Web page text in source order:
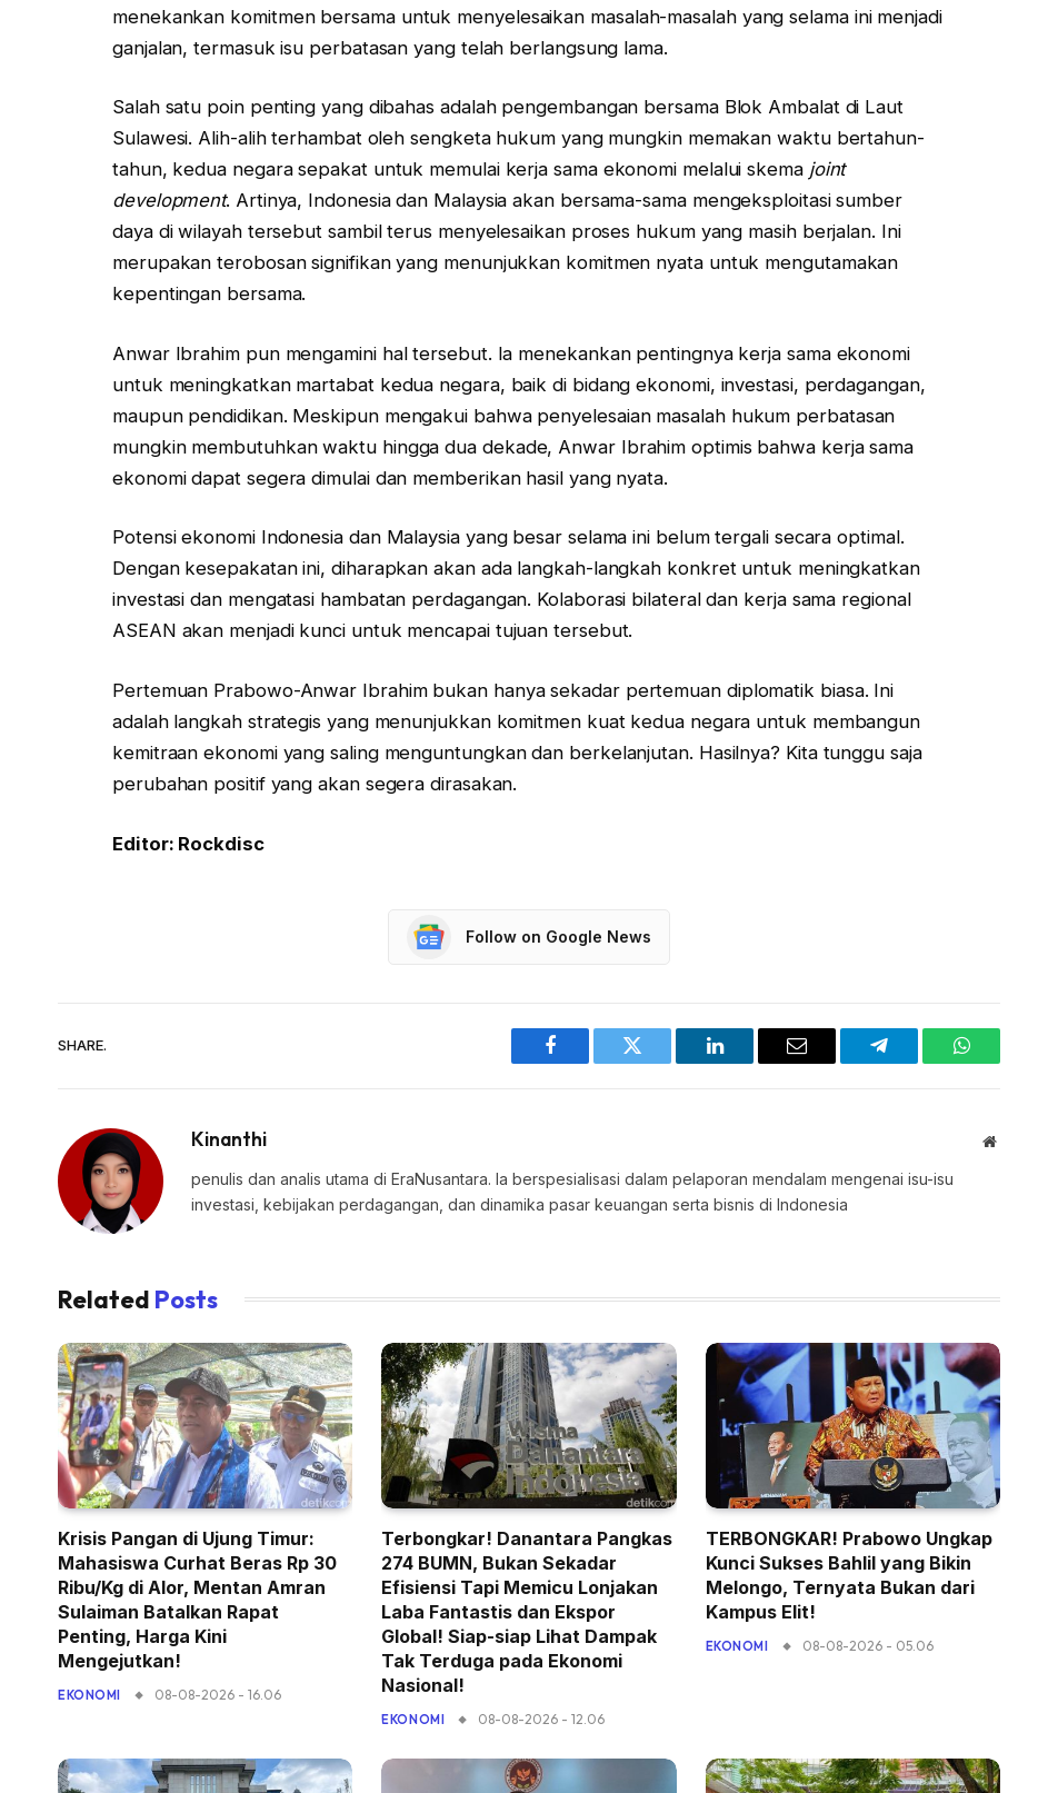
menekankan komitmen bersama untuk menyelesaikan masalah-masalah yang selama ini menjadi
ganjalan, termasuk isu perbatasan yang telah berlangsung lama.
Salah satu poin penting yang dibahas adalah pengembangan bersama Blok Ambalat di Laut
Sulawesi. Alih-alih terhambat oleh sengketa hukum yang mungkin memakan waktu bertahun-
tahun, kedua negara sepakat untuk memulai kerja sama ekonomi melalui skema joint
development. Artinya, Indonesia dan Malaysia akan bersama-sama mengeksploitasi sumber
daya di wilayah tersebut sambil terus menyelesaikan proses hukum yang masih berjalan. Ini
merupakan terobosan signifikan yang menunjukkan komitmen nyata untuk mengutamakan
kepentingan bersama.
Anwar Ibrahim pun mengamini hal tersebut. Ia menekankan pentingnya kerja sama ekonomi
untuk meningkatkan martabat kedua negara, baik di bidang ekonomi, investasi, perdagangan,
maupun pendidikan. Meskipun mengakui bahwa penyelesaian masalah hukum perbatasan
mungkin membutuhkan waktu hingga dua dekade, Anwar Ibrahim optimis bahwa kerja sama
ekonomi dapat segera dimulai dan memberikan hasil yang nyata.
Potensi ekonomi Indonesia dan Malaysia yang besar selama ini belum tergali secara optimal.
Dengan kesepakatan ini, diharapkan akan ada langkah-langkah konkret untuk meningkatkan
investasi dan mengatasi hambatan perdagangan. Kolaborasi bilateral dan kerja sama regional
ASEAN akan menjadi kunci untuk mencapai tujuan tersebut.
Pertemuan Prabowo-Anwar Ibrahim bukan hanya sekadar pertemuan diplomatik biasa. Ini
adalah langkah strategis yang menunjukkan komitmen kuat kedua negara untuk membangun
kemitraan ekonomi yang saling menguntungkan dan berkelanjutan. Hasilnya? Kita tunggu saja
perubahan positif yang akan segera dirasakan.
Editor: Rockdisc
Follow on Google News
SHARE.
Facebook Twitter LinkedIn Email Telegram WhatsApp
Kinanthi Website
penulis dan analis utama di EraNusantara. Ia berspesialisasi dalam pelaporan mendalam mengenai isu-isu
investasi, kebijakan perdagangan, dan dinamika pasar keuangan serta bisnis di Indonesia
Related Posts
Krisis Pangan di Ujung Timur:
Mahasiswa Curhat Beras Rp 30
Ribu/Kg di Alor, Mentan Amran
Sulaiman Batalkan Rapat
Penting, Harga Kini
Mengejutkan!
EKONOMI 08-08-2026 - 16.06
Terbongkar! Danantara Pangkas
274 BUMN, Bukan Sekadar
Efisiensi Tapi Memicu Lonjakan
Laba Fantastis dan Ekspor
Global! Siap-siap Lihat Dampak
Tak Terduga pada Ekonomi
Nasional!
EKONOMI 08-08-2026 - 12.06
TERBONGKAR! Prabowo Ungkap
Kunci Sukses Bahlil yang Bikin
Melongo, Ternyata Bukan dari
Kampus Elit!
EKONOMI 08-08-2026 - 05.06